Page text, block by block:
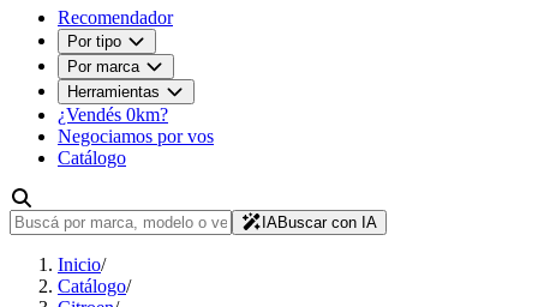
Recomendador
Por tipo
Por marca
Herramientas
¿Vendés 0km?
Negociamos por vos
Catálogo
IABuscar con IA
Inicio/
Catálogo/